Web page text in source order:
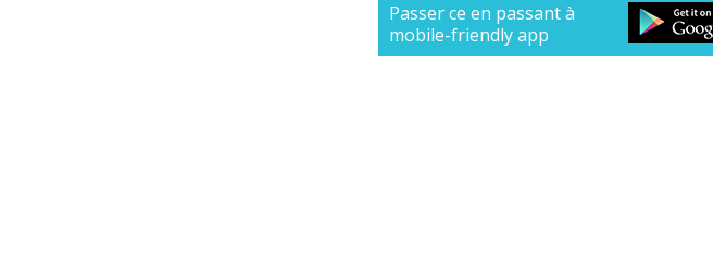
Passer ce en passant à
mobile-friendly app